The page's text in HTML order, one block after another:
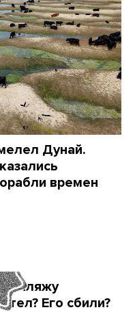
Дунай.
времен
пляжу
Его сбили?